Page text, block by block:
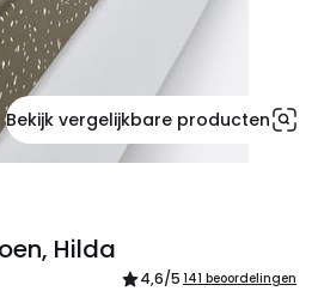
Bekijk vergelijkbare producten
Hilda
4,6/5 141 beoordelingen